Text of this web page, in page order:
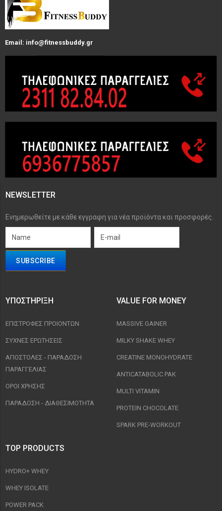
Email: info@fitnessbuddy.gr
NEWSLETTER
Ενημερωθείτε με κάθε εγγραφη για νέα προϊόντα και προσφορές.
ΥΠΟΣΤΉΡΙΞΗ
ΕΠΙΣΤΡΟΦΈΣ ΠΡΟΙΟΝΤΩΝ
ΣΥΧΝΈΣ ΕΡΩΤΉΣΕΙΣ
ΑΠΟΣΤΟΛΈΣ - ΠΑΡΆΔΟΣΗ
ΠΑΡΑΓΓΕΛΊΑΣ
ΟΡΟΙ ΧΡΉΣΗΣ
ΠΑΡΑΔΟΣΗ - ΔΙΑΘΕΣΙΜΌΤΗΤΑ
VALUE FOR MONEY
MASSIVE GAINER
MILKY SHAKE WHEY
CREATINE MONOHYDRATE
ANTICATABOLIC PAK
MULTI VITAMIN
PROTEIN CHOCOLATE
SPARK PRE-WORKOUT
TOP PRODUCTS
HYDRO+ WHEY
WHEY ISOLATE
POWER PACK